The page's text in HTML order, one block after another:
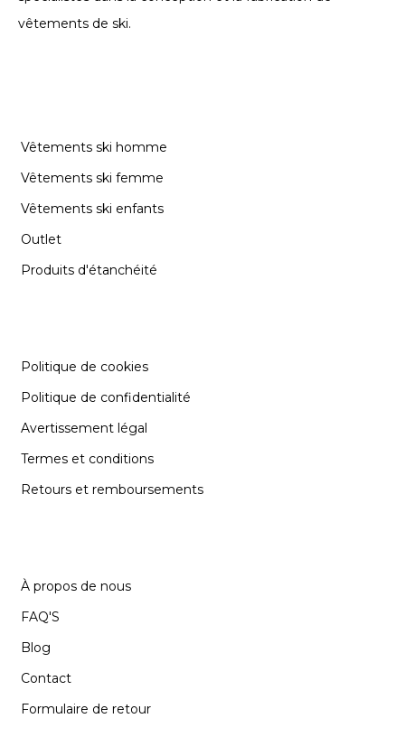
vêtements de ski.
Vêtements ski homme
Vêtements ski femme
Vêtements ski enfants
Outlet
Produits d'étanchéité
Politique de cookies
Politique de confidentialité
Avertissement légal
Termes et conditions
Retours et remboursements
À propos de nous
FAQ'S
Blog
Contact
Formulaire de retour